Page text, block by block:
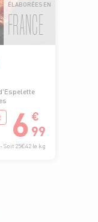
ÉLABORÉES EN
FRANCE
6 €
99
Soit 25€42 le kg